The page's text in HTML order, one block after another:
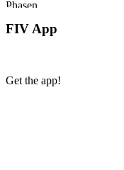
FIV App
Get the app!